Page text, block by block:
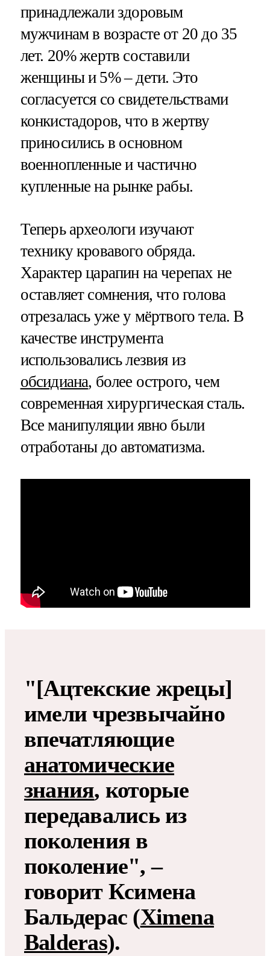
принадлежали здоровым
мужчинам в возрасте от 20 до 35
лет. 20% жертв составили
женщины и 5% – дети. Это
согласуется со свидетельствами
конкистадоров, что в жертву
приносились в основном
военнопленные и частично
купленные на рынке рабы.
Теперь археологи изучают
технику кровавого обряда.
Характер царапин на черепах не
оставляет сомнения, что голова
отрезалась уже у мёртвого тела. В
качестве инструмента
использовались лезвия из
обсидиана, более острого, чем
современная хирургическая сталь.
Все манипуляции явно были
отработаны до автоматизма.
"[Ацтекские жрецы]
имели чрезвычайно
впечатляющие
анатомические
знания, которые
передавались из
поколения в
поколение", –
говорит Ксимена
Бальдерас (Ximena
Balderas).